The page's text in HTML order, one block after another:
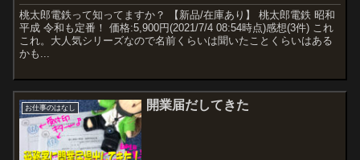
桃太郎電鉄って知ってますか？ 【新品/在庫あり】 桃太郎電鉄 昭和
平成 令和も定番！ 価格:5,900円(2021/7/4 08:54時点)感想(3件) これ
これ。大人気シリーズなので名前くらいは聞いたことくらいはある
かも...
お仕事のはなし 開業届だしてきた